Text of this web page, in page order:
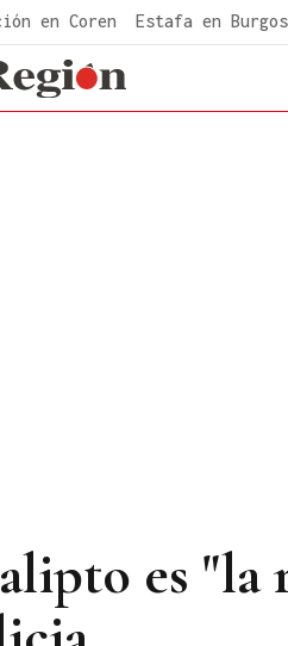
en Coren Estafa en Burgos
es "la